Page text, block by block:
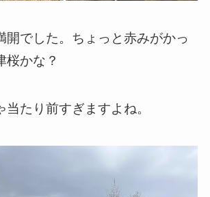
開でした。ちょっと赤みがかっ
桜かな？
当たり前すぎますよね。